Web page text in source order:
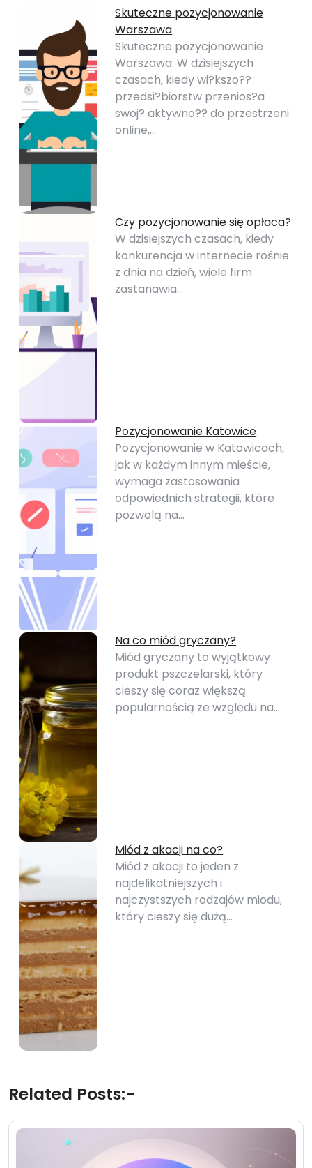
Skuteczne pozycjonowanie
Warszawa
Skuteczne pozycjonowanie
Warszawa: W dzisiejszych
czasach, kiedy wi?kszo??
przedsi?biorstw przenios?a
swoj? aktywno?? do przestrzeni
online,…
Czy pozycjonowanie się opłaca?
W dzisiejszych czasach, kiedy
konkurencja w internecie rośnie
z dnia na dzień, wiele firm
zastanawia…
Pozycjonowanie Katowice
Pozycjonowanie w Katowicach,
jak w każdym innym mieście,
wymaga zastosowania
odpowiednich strategii, które
pozwolą na…
Na co miód gryczany?
Miód gryczany to wyjątkowy
produkt pszczelarski, który
cieszy się coraz większą
popularnością ze względu na…
Miód z akacji na co?
Miód z akacji to jeden z
najdelikatniejszych i
najczystszych rodzajów miodu,
który cieszy się dużą…
Related Posts:-